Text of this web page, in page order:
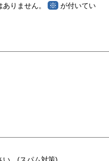
りません。 ※ が付いてい
い。(スパム対策)